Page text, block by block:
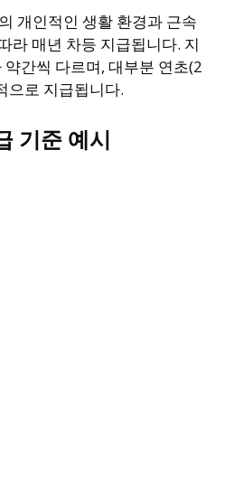
개인적인 생활 환경과 근속
라 매년 차등 지급됩니다. 지
간씩 다르며, 대부분 연초(2
으로 지급됩니다.
기준 예시